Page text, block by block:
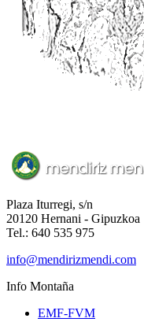
Plaza Iturregi, s/n
20120 Hernani - Gipuzkoa
Tel.: 640 535 975
info@mendirizmendi.com
Info Montaña
EMF-FVM